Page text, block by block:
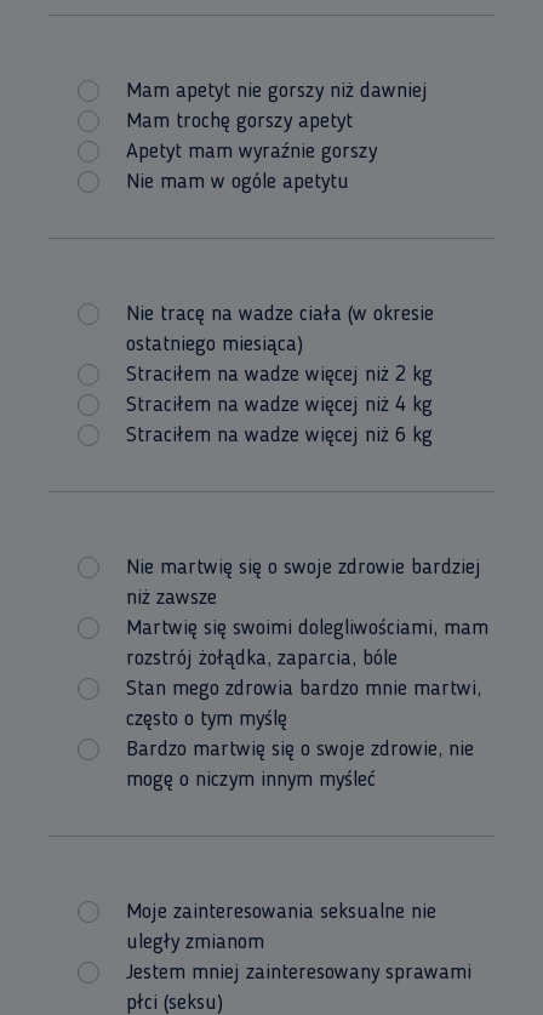
Mam apetyt nie gorszy niż dawniej
Mam trochę gorszy apetyt
Apetyt mam wyraźnie gorszy
Nie mam w ogóle apetytu
Nie tracę na wadze ciała (w okresie
ostatniego miesiąca)
Straciłem na wadze więcej niż 2 kg
Straciłem na wadze więcej niż 4 kg
Straciłem na wadze więcej niż 6 kg
Nie martwię się o swoje zdrowie bardziej
niż zawsze
Martwię się swoimi dolegliwościami, mam
rozstrój żołądka, zaparcia, bóle
Stan mego zdrowia bardzo mnie martwi,
często o tym myślę
Bardzo martwię się o swoje zdrowie, nie
mogę o niczym innym myśleć
Moje zainteresowania seksualne nie
uległy zmianom
Jestem mniej zainteresowany sprawami
płci (seksu)